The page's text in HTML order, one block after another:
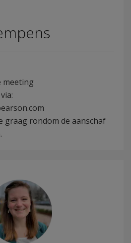
meeting
graag rondom de aanschaf